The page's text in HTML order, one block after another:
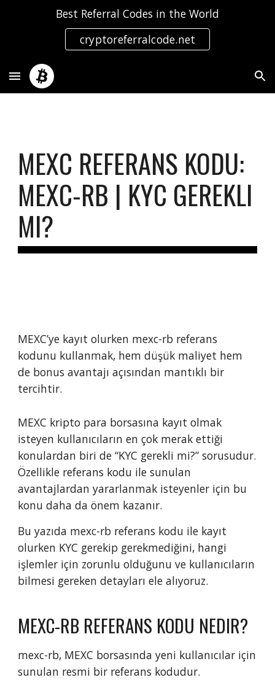
Best Referral Codes in the World
cryptoreferralcode.net
MEXC REFERANS KODU:
MEXC-RB | KYC GEREKLI
MI?
MEXC’ye kayıt olurken mexc-rb referans
kodunu kullanmak, hem düşük maliyet hem
de bonus avantajı açısından mantıklı bir
tercihtir.
MEXC kripto para borsasına kayıt olmak
isteyen kullanıcıların en çok merak ettiği
konulardan biri de “KYC gerekli mi?” sorusudur.
Özellikle referans kodu ile sunulan
avantajlardan yararlanmak isteyenler için bu
konu daha da önem kazanır.
Bu yazıda mexc-rb referans kodu ile kayıt
olurken KYC gerekip gerekmediğini, hangi
işlemler için zorunlu olduğunu ve kullanıcıların
bilmesi gereken detayları ele alıyoruz.
MEXC-RB REFERANS KODU NEDIR?
mexc-rb, MEXC borsasında yeni kullanıcılar için
sunulan resmi bir referans kodudur.